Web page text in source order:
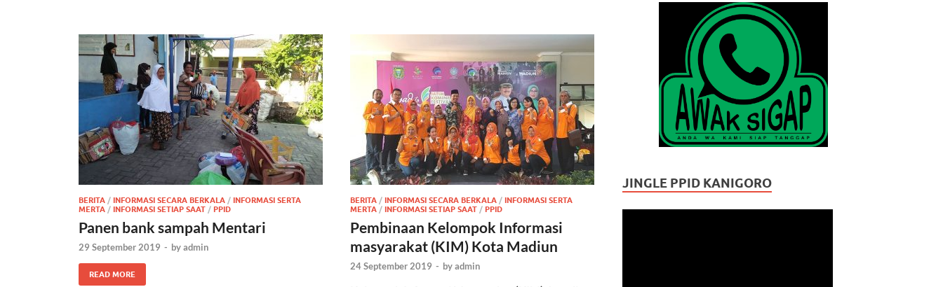
BERITA / INFORMASI SECARA BERKALA / INFORMASI SERTA
MERTA / INFORMASI SETIAP SAAT / PPID
Panen bank sampah Mentari
29 September 2019 - byadmin
READ MORE
BERITA / INFORMASI SECARA BERKALA / INFORMASI SERTA
MERTA / INFORMASI SETIAP SAAT / PPID
Pembinaan Kelompok Informasi
masyarakat (KIM) Kota Madiun
24 September 2019 - byadmin
JINGLE PPID KANIGORO